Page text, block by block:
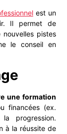
est un
Il permet de
pistes
le conseil en
une formation
financées (ex.
progression.
à la réussite de